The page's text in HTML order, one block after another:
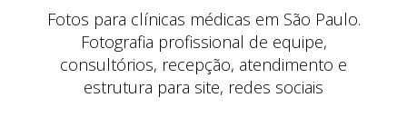
Fotos para clínicas médicas em São Paulo.
Fotografia profissional de equipe,
consultórios, recepção, atendimento e
estrutura para site, redes sociais